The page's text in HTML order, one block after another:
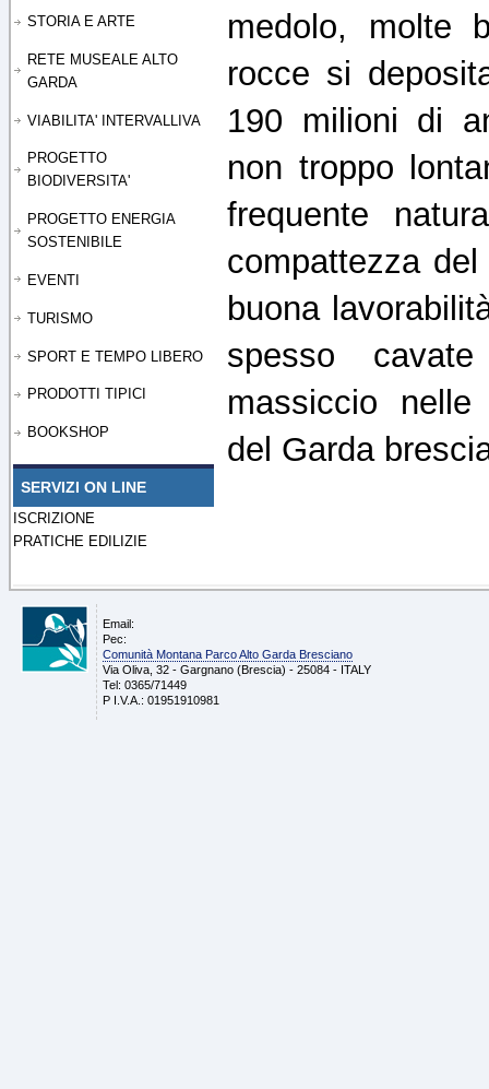
STORIA E ARTE
RETE MUSEALE ALTO
GARDA
VIABILITA' INTERVALLIVA
PROGETTO
BIODIVERSITA'
PROGETTO ENERGIA
SOSTENIBILE
EVENTI
TURISMO
SPORT E TEMPO LIBERO
PRODOTTI TIPICI
BOOKSHOP
SERVIZI ON LINE
ISCRIZIONE
PRATICHE EDILIZIE
medolo, molte
rocce si
190 milioni di
non troppo
frequente
compattezza
buona
spesso
massiccio nelle
del Garda
Email:
Pec:
Comunità Montana Parco Alto Garda Bresciano
Via Oliva, 32 - Gargnano (Brescia) - 25084 - ITALY
Tel: 0365/71449
P I.V.A.: 01951910981